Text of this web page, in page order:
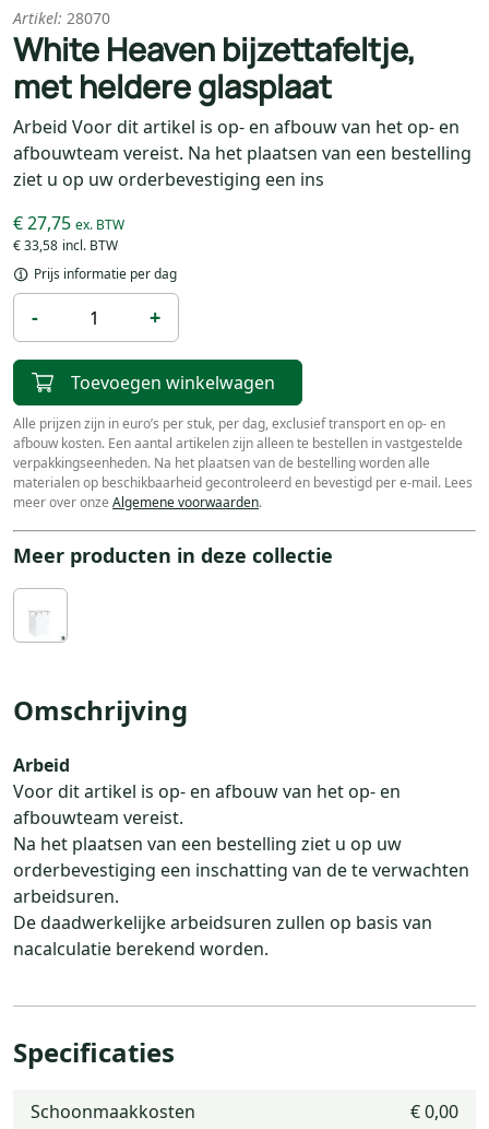
Artikel: 28070
White Heaven bijzettafeltje,
met heldere glasplaat
Arbeid Voor dit artikel is op- en afbouw van het op- en
afbouwteam vereist. Na het plaatsen van een bestelling
ziet u op uw orderbevestiging een ins
€ 33,58
€ 27,75
Prijs informatie per dag
- +
Toevoegen winkelwagen
Alle prijzen zijn in euro’s per stuk, per dag, exclusief transport en op- en
afbouw kosten. Een aantal artikelen zijn alleen te bestellen in vastgestelde
verpakkingseenheden. Na het plaatsen van de bestelling worden alle
materialen op beschikbaarheid gecontroleerd en bevestigd per e-mail. Lees
meer over onze Algemene voorwaarden.
Meer producten in deze collectie
Omschrijving
Arbeid
Voor dit artikel is op- en afbouw van het op- en
afbouwteam vereist.
Na het plaatsen van een bestelling ziet u op uw
orderbevestiging een inschatting van de te verwachten
arbeidsuren.
De daadwerkelijke arbeidsuren zullen op basis van
nacalculatie berekend worden.
Specificaties
Schoonmaakkosten
€ 0,00